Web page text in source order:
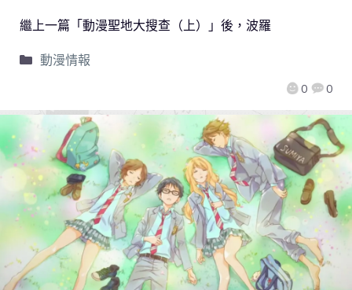
0 0
繼上一篇「動漫聖地大搜查（上）」後，波羅
動漫情報